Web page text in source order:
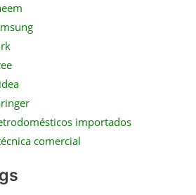
importados
comercial